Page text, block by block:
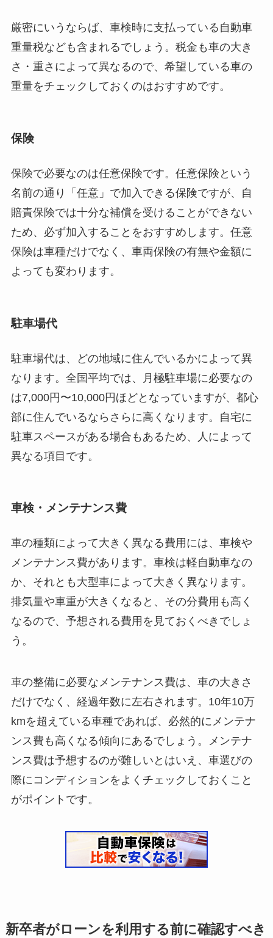
厳密にいうならば、車検時に支払っている自動車
重量税なども含まれるでしょう。税金も車の大き
さ・重さによって異なるので、希望している車の
重量をチェックしておくのはおすすめです。
保険
保険で必要なのは任意保険です。任意保険という
名前の通り「任意」で加入できる保険ですが、自
賠責保険では十分な補償を受けることができない
ため、必ず加入することをおすすめします。任意
保険は車種だけでなく、車両保険の有無や金額に
よっても変わります。
駐車場代
駐車場代は、どの地域に住んでいるかによって異
なります。全国平均では、月極駐車場に必要なの
は7,000円〜10,000円ほどとなっていますが、都心
部に住んでいるならさらに高くなります。自宅に
駐車スペースがある場合もあるため、人によって
異なる項目です。
車検・メンテナンス費
車の種類によって大きく異なる費用には、車検や
メンテナンス費があります。車検は軽自動車なの
か、それとも大型車によって大きく異なります。
排気量や車重が大きくなると、その分費用も高く
なるので、予想される費用を見ておくべきでしょ
う。
車の整備に必要なメンテナンス費は、車の大きさ
だけでなく、経過年数に左右されます。10年10万
kmを超えている車種であれば、必然的にメンテナ
ンス費も高くなる傾向にあるでしょう。メンテナ
ンス費は予想するのが難しいとはいえ、車選びの
際にコンディションをよくチェックしておくこと
がポイントです。
新卒者がローンを利用する前に確認すべき